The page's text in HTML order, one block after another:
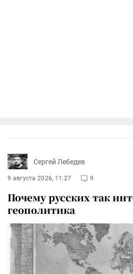
Сергей Лебедев
9 августа 2026, 11:27 9
Почему русских так
геополитика